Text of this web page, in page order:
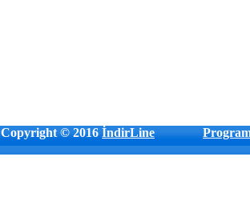
Copyright © 2016 İndirLine